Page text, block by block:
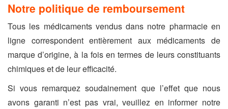
Notre politique de remboursement
Tous les médicaments vendus dans notre pharmacie en
ligne correspondent entièrement aux médicaments de
marque d’origine, à la fois en termes de leurs constituants
chimiques et de leur efficacité.
Si vous remarquez soudainement que l’effet que nous
avons garanti n’est pas vrai, veuillez en informer notre